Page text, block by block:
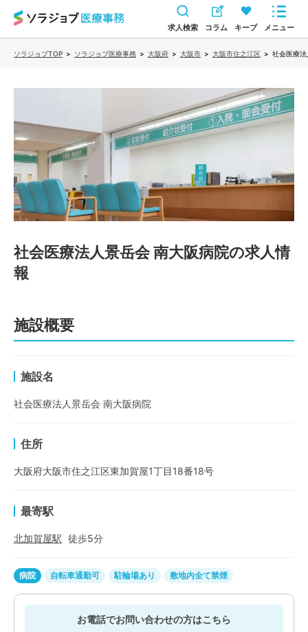
求人検索 コラム キープ メニュー
ソラジョブTOP > ソラジョブ医療事務 > 大阪府 > 大阪市 > 大阪市住之江区 > 社会医療
社会医療法人景岳会 南大阪病院の求人情
報
施設概要
施設名
社会医療法人景岳会 南大阪病院
住所
大阪府大阪市住之江区東加賀屋1丁目18番18号
最寄駅
北加賀屋駅 徒歩5分
病院 自転車通勤可 駐輪場あり 敷地内全て禁煙
お電話でお問い合わせの方はこちら